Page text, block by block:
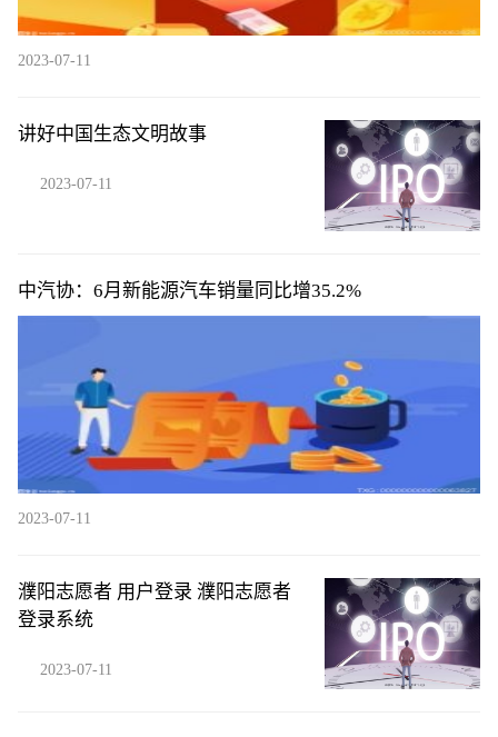
2023-07-11
讲好中国生态文明故事
2023-07-11
中汽协：6月新能源汽车销量同比增35.2%
2023-07-11
濮阳志愿者 用户登录 濮阳志愿者
登录系统
2023-07-11